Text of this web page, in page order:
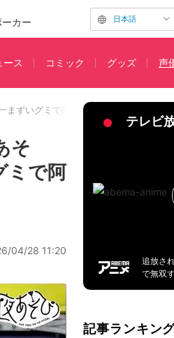
ーカー 日本語
ース コミック グッズ 声
ずいグミで阿鼻叫喚の罰ゲーム
そ
ミで阿
04/28 11:20
テレビ
追放さ
で無双
記事ランキン